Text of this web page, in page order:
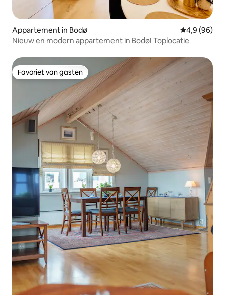
Appartement in Bodø Gemiddelde
4,9 (96)
Nieuw en modern appartement in Bodø! Toplocatie
Favoriet van gasten
Favoriet van gasten